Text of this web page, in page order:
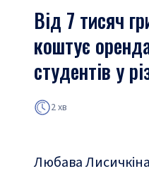
Від 7 тисяч
коштує
студентів у
2 хв
Любава Лисичкіна